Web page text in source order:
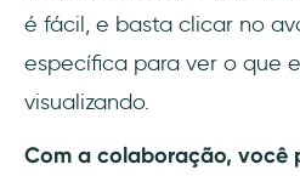
é fácil, e basta clicar no
específica para ver o que
visualizando.
Com a colaboração, você